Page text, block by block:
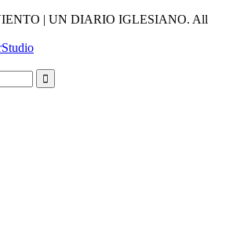
| UN DIARIO IGLESIANO. All